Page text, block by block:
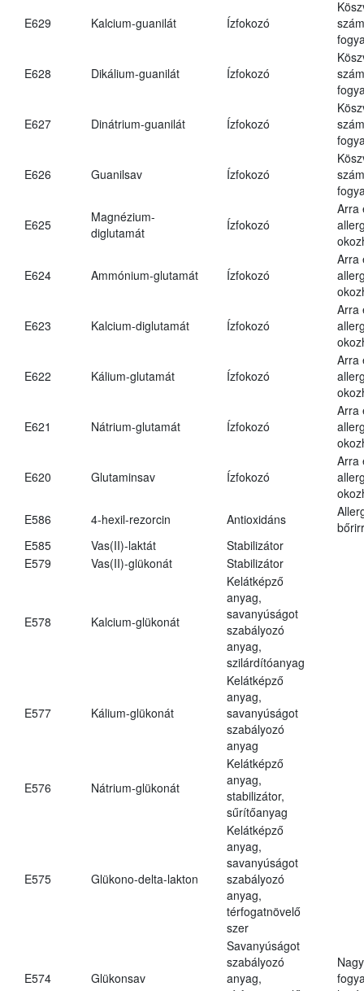
E629 Kalcium-guanilát Ízfokozó
E628 Dikálium-guanilát Ízfokozó
E627 Dinátrium-guanilát Ízfokozó
E626 Guanilsav Ízfokozó
E625
Magnézium-
diglutamát
Ízfokozó
Arra
E624 Ammónium-glutamát Ízfokozó
Arra
E623 Kalcium-diglutamát Ízfokozó
Arra
E622 Kálium-glutamát Ízfokozó
Arra
E621 Nátrium-glutamát Ízfokozó
Arra
E620 Glutaminsav Ízfokozó
Arra
E586
4-hexil-rezorcin Antioxidáns
E585
Vas(II)-laktát
Stabilizátor
E579
Vas(II)-glükonát Stabilizátor
E578 Kalcium-glükonát
Kelátképző
anyag,
savanyúságot
szabályozó
anyag,
szilárdítóanyag
E577 Kálium-glükonát
Kelátképző
anyag,
savanyúságot
szabályozó
anyag
E576 Nátrium-glükonát
Kelátképző
anyag,
stabilizátor,
sűrítőanyag
E575 Glükono-delta-lakton
Kelátképző
anyag,
savanyúságot
szabályozó
anyag,
térfogatnövelő
szer
E574 Glükonsav
Savanyúságot
szabályozó
anyag,